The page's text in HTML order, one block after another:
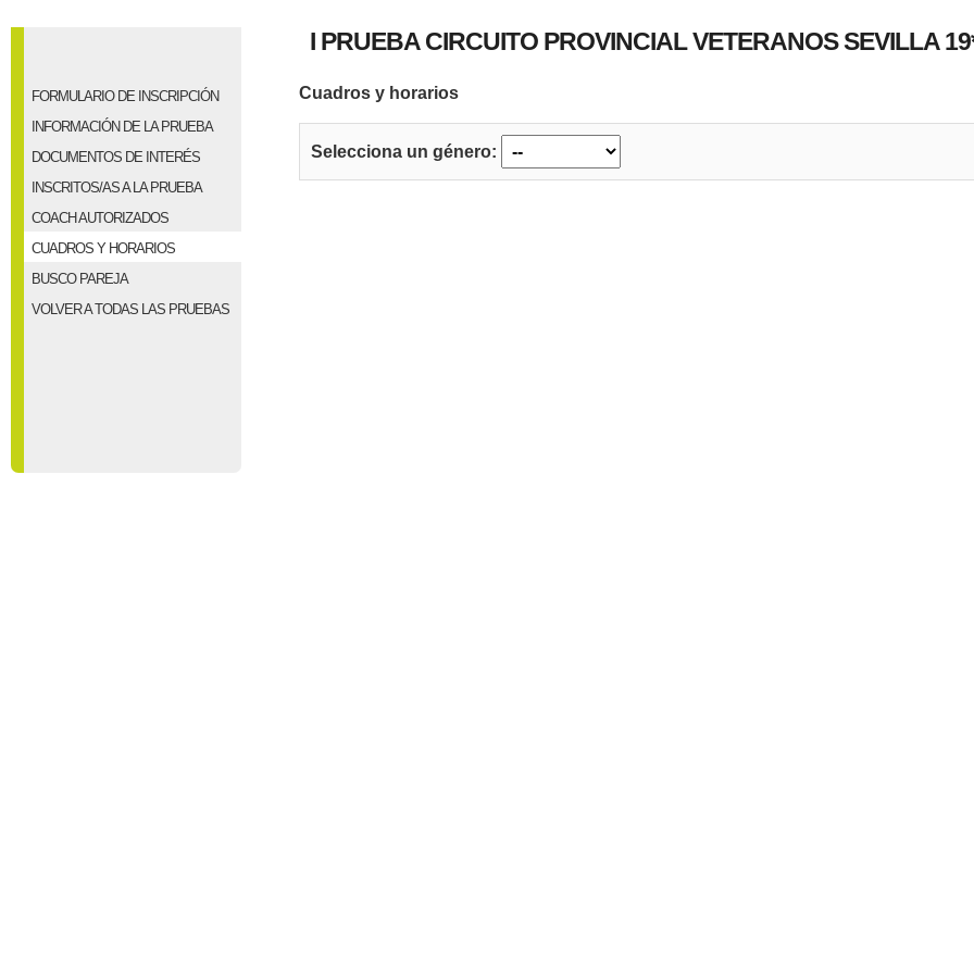
FORMULARIO DE INSCRIPCIÓN
INFORMACIÓN DE LA PRUEBA
DOCUMENTOS DE INTERÉS
INSCRITOS/AS A LA PRUEBA
COACH AUTORIZADOS
CUADROS Y HORARIOS
BUSCO PAREJA
VOLVER A TODAS LAS PRUEBAS
I PRUEBA CIRCUITO PROVINCIAL VETERANOS SEVILLA
Cuadros y horarios
Selecciona un género: